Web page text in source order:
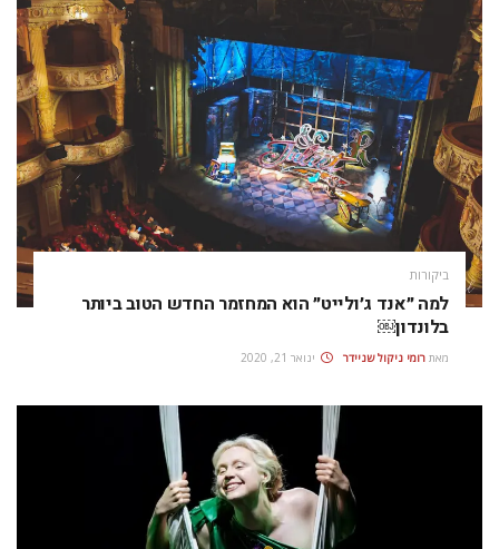
ביקורות
למה ״אנד ג׳ולייט״ הוא המחזמר החדש הטוב ביותר
בלונדון￼
מאת רומי ניקול שניידר ינואר 21, 2020